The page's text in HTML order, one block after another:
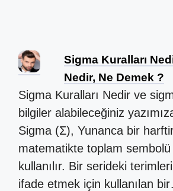
Sigma Kuralları
Nedir, Ne Demek ?
Sigma Kuralları Nedir ve
bilgiler alabileceğiniz
Sigma (Σ), Yunanca bir
matematikte toplam
kullanılır. Bir serideki
ifade etmek için kullanılan